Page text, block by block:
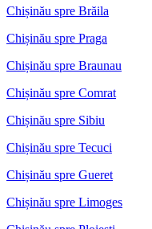
Chișinău spre Brăila
Chișinău spre Praga
Chișinău spre Braunau
Chișinău spre Comrat
Chișinău spre Sibiu
Chișinău spre Tecuci
Chișinău spre Gueret
Chișinău spre Limoges